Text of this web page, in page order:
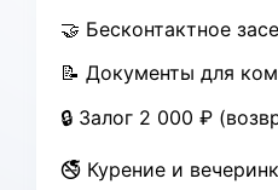
🤝 Бесконтактное
📝 Документы для
🔒 Залог 2 000 ₽
🚭 Курение и